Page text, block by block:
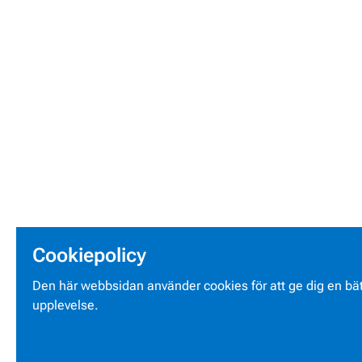
Cookiepolicy
Den här webbsidan använder cookies för att ge dig en
upplevelse.